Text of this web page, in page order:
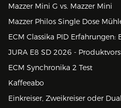
Mazzer Mini G vs. Mazzer Mini
Mazzer Philos Single Dose
ECM Classika PID Erfahrungen:
JURA E8 SD 2026 -
ECM Synchronika 2 Test
Kaffeeabo
Einkreiser, Zweikreiser oder